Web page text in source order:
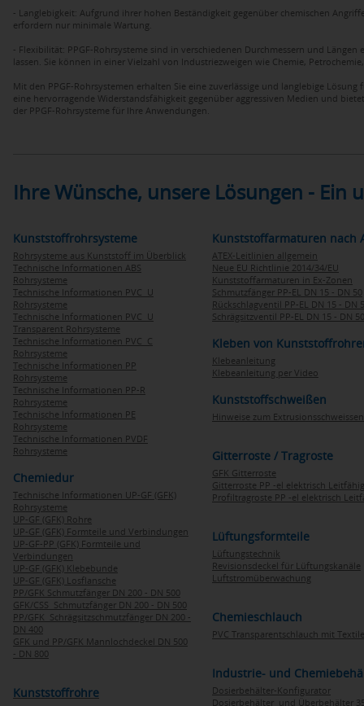
- Langlebigkeit: Aufgrund ihrer hohen Beständigkeit gegenüber chemischen
erfordern nur minimale Wartung.
- Flexibilität: PPGF-Rohrsysteme sind in verschiedenen Durchmessern und
lassen. Sie können in einer Vielzahl von Industriezweigen wie Chemie,
Mit den PPGF-Rohrsystemen erhalten Sie eine zuverlässige und langlebige
eine hervorragende Widerstandsfähigkeit gegenüber aggressiven Medien und
der PPGF-Rohrsysteme für Ihre Anwendungen.
Ihre Wünsche, unsere Lösungen -
Kunststoffrohrsysteme
Rohrsysteme aus Kunststoff im Überblick
Technische Informationen ABS
Rohrsysteme
Technische Informationen PVC U
Rohrsysteme
Technische Informationen PVC U
Transparent Rohrsysteme
Technische Informationen PVC C
Rohrsysteme
Technische Informationen PP
Rohrsysteme
Technische Informationen PP-R
Rohrsysteme
Technische Informationen PE
Rohrsysteme
Technische Informationen PVDF
Rohrsysteme
Chemiedur
Technische Informationen UP-GF (GFK)
Rohrsysteme
UP-GF (GFK) Rohre
UP-GF (GFK) Formteile und Verbindungen
UP-GF-PP (GFK) Formteile und
Verbindungen
UP-GF (GFK) Klebebunde
UP-GF (GFK) Losflansche
PP/GFK Schmutzfänger DN 200 - DN 500
GFK/CSS Schmutzfänger DN 200 - DN 500
PP/GFK Schrägsitzschmutzfänger DN 200 -
DN 400
GFK und PP/GFK Mannlochdeckel DN 500
- DN 800
Kunststoffrohre
Kunststoffarmaturen nach
ATEX-Leitlinien allgemein
Neue EU Richtlinie 2014/34/EU
Kunststoffarmaturen in Ex-Zonen
Schmutzfänger PP-EL DN 15 - DN 50
Rückschlagventil PP-EL DN 15 - DN
Schrägsitzventil PP-EL DN 15 - DN 50
Kleben von
Klebeanleitung
Klebeanleitung per Video
Kunststoffschweißen
Hinweise zum Extrusionsschweissen
Gitterroste / Tragroste
GFK Gitterroste
Gitterroste PP -el elektrisch Leitfähig
Profiltragroste PP -el elektrisch
Lüftungsformteile
Lüftungstechnik
Revisionsdeckel für Lüftungskanäle
Luftstromüberwachung
Chemieschlauch
PVC Transparentschlauch mit
Industrie- und
Dosierbehälter-Konfigurator
Dosierbehälter und Überbehälter